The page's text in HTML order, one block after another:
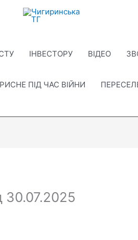
ІНВЕСТОРУ ВІДЕО
ПІД ЧАС ВІЙНИ
30.07.2025